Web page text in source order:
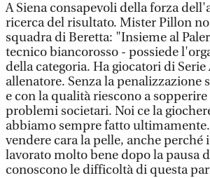
A Siena consapevoli della forza
ricerca del risultato. Mister Pillon
squadra di Beretta: "Insieme al
tecnico biancorosso - possiede
della categoria. Ha giocatori di
allenatore. Senza la penalizzazione
e con la qualità riescono a sopperire
problemi societari. Noi ce la
abbiamo sempre fatto
vendere cara la pelle, anche perché
lavorato molto bene dopo la pausa
conoscono le difficoltà di questa